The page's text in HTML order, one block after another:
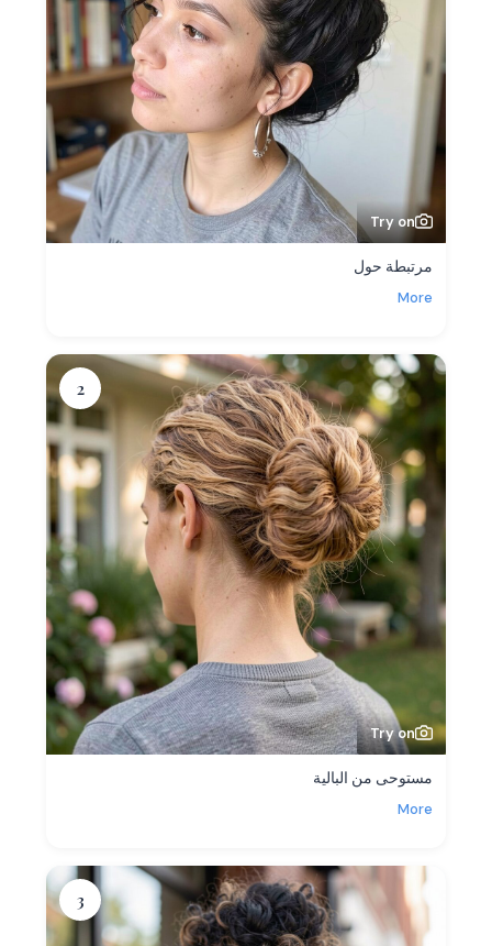
Try on
مرتبطة حول
More
2
Try on
مستوحى من البالية
More
3